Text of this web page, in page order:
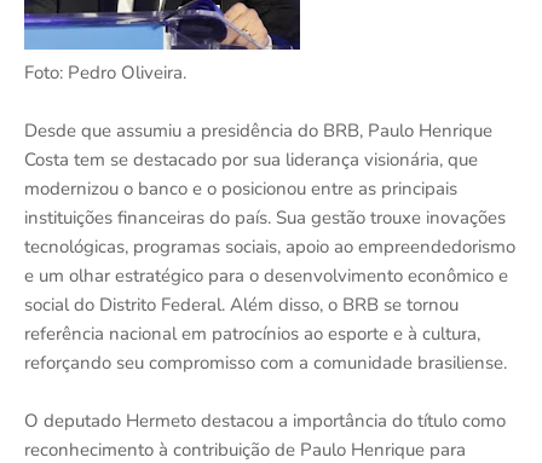
Foto: Pedro Oliveira.
Desde que assumiu a presidência do BRB, Paulo Henrique
Costa tem se destacado por sua liderança visionária, que
modernizou o banco e o posicionou entre as principais
instituições financeiras do país. Sua gestão trouxe inovações
tecnológicas, programas sociais, apoio ao empreendedorismo
e um olhar estratégico para o desenvolvimento econômico e
social do Distrito Federal. Além disso, o BRB se tornou
referência nacional em patrocínios ao esporte e à cultura,
reforçando seu compromisso com a comunidade brasiliense.
O deputado Hermeto destacou a importância do título como
reconhecimento à contribuição de Paulo Henrique para